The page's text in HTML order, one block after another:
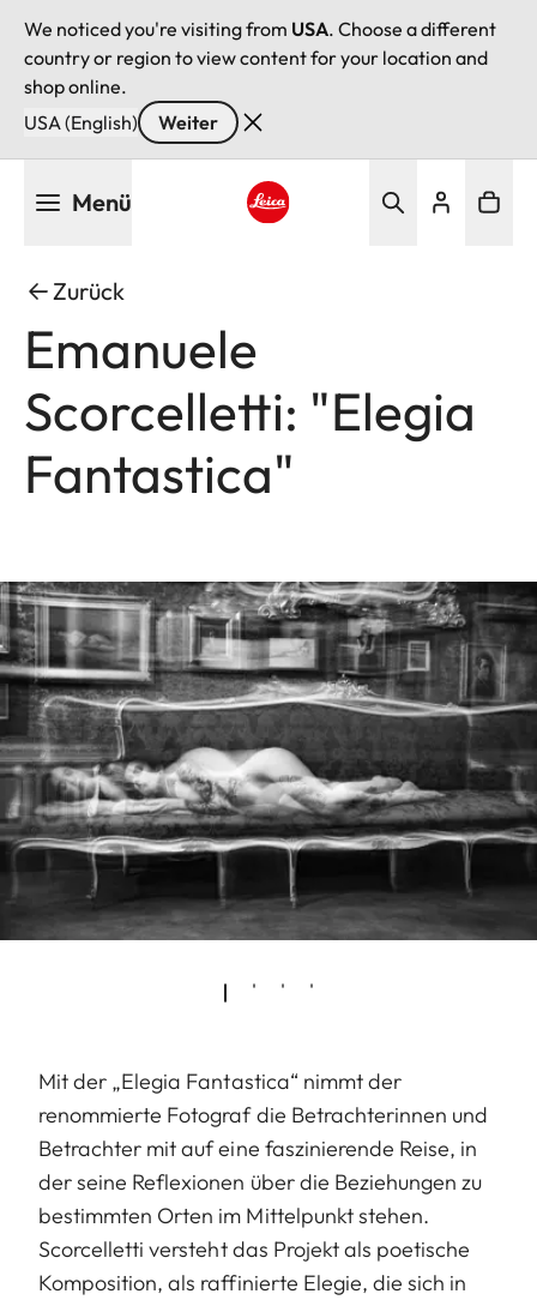
We noticed you're visiting from USA. Choose a different
country or region to view content for your location and
shop online.
USA (English)
Weiter
Menü
Zurück
Emanuele
Scorcelletti: "Elegia
Fantastica"
Mit der „Elegia Fantastica“ nimmt der
renommierte Fotograf die Betrachterinnen und
Betrachter mit auf eine faszinierende Reise, in
der seine Reflexionen über die Beziehungen zu
bestimmten Orten im Mittelpunkt stehen.
Scorcelletti versteht das Projekt als poetische
Komposition, als raffinierte Elegie, die sich in